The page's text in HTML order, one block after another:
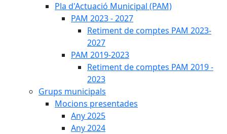
Pla d'Actuació Municipal (PAM)
PAM 2023 - 2027
Retiment de comptes PAM 2023-
2027
PAM 2019-2023
Retiment de comptes PAM 2019 -
2023
Grups municipals
Mocions presentades
Any 2025
Any 2024